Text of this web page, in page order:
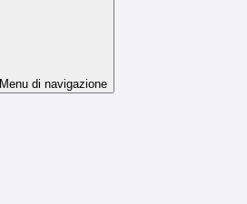
Menu di navigazione